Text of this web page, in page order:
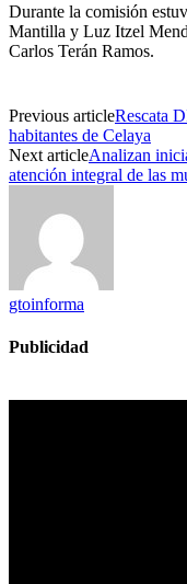
Durante la comisión
Mantilla y Luz Itzel
Carlos Terán Ramos.
Previous articleRescata
habitantes de Celaya
Next articleAnalizan
atención integral de las
gtoinforma
Publicidad